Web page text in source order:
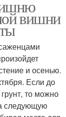
вишни
и осенью.
Если до
то можно
следующую